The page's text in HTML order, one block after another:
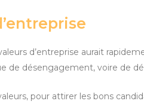
d’entreprise aurait
de désengagement, voire de
pour attirer les bons